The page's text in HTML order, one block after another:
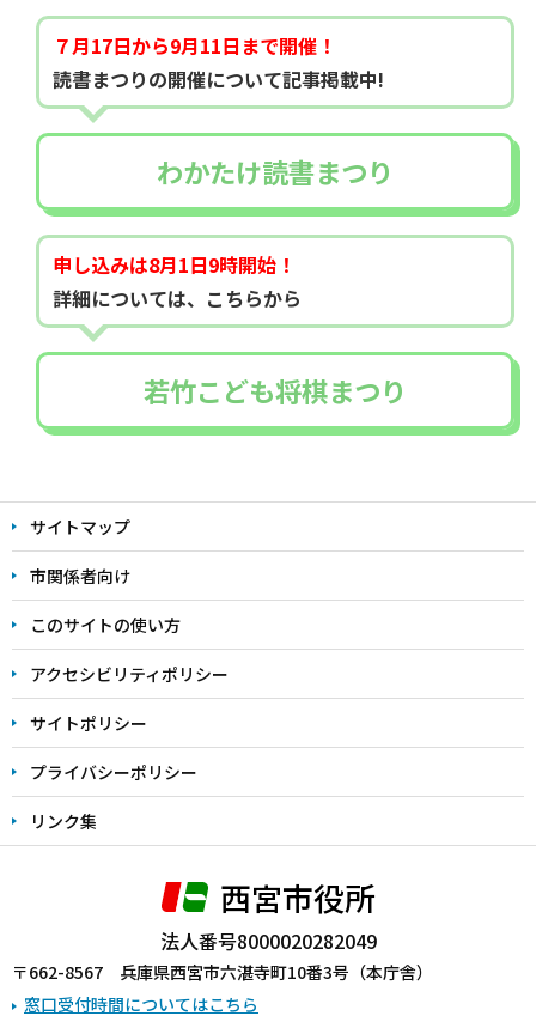
７月17日から9月11日まで開催！
読書まつりの開催について記事掲載中!
わかたけ読書まつり
申し込みは8月1日9時開始！
詳細については、こちらから
若竹こども将棋まつり
文
こ
こ
ま
で
サイトマップ
市関係者向け
このサイトの使い方
アクセシビリティポリシー
サイトポリシー
プライバシーポリシー
リンク集
西宮市役所
法人番号8000020282049
〒662-8567 兵庫県西宮市六湛寺町10番3号（本庁舎）
窓口受付時間についてはこちら